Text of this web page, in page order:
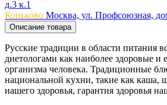
д.3 к.1
Коньково Москва, ул. Профсоюзная,
Описание товара
Русские традиции в области питания
диетологами как наиболее здоровые и
организма человека. Традиционные
национальной кухни, такие как каша,
нашего здоровья, гарантия здоровья